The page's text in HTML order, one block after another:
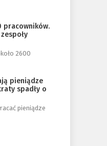
pracowników.
2600
pieniądze
spadły o
pieniądze